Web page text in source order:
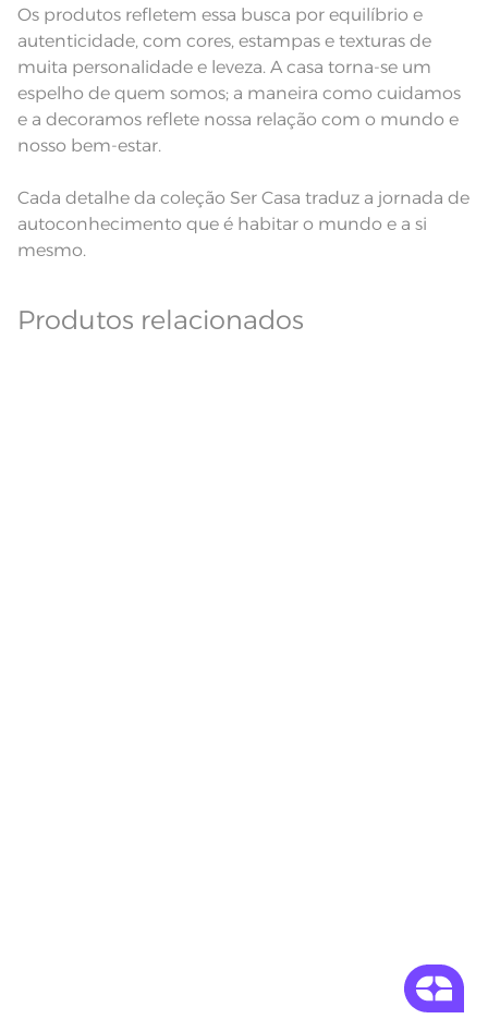
Os produtos refletem essa busca por equilíbrio e
autenticidade, com cores, estampas e texturas de
muita personalidade e leveza. A casa torna-se um
espelho de quem somos; a maneira como cuidamos
e a decoramos reflete nossa relação com o mundo e
nosso bem-estar.
Cada detalhe da coleção Ser Casa traduz a jornada de
autoconhecimento que é habitar o mundo e a si
mesmo.
Produtos relacionados